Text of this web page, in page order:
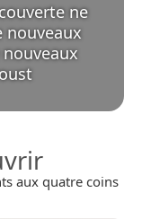
ne
nouveaux
aux quatre coins